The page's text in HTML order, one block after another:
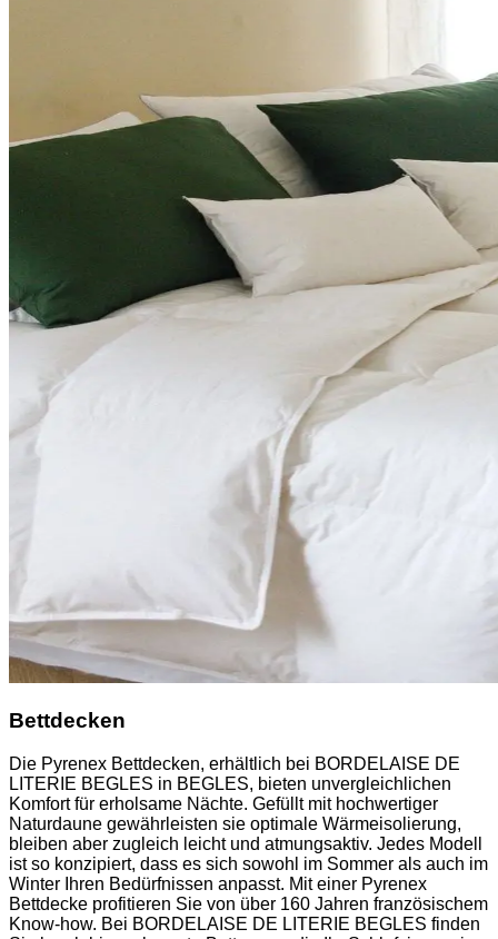
Bettdecken
Die Pyrenex Bettdecken, erhältlich bei BORDELAISE DE
LITERIE BEGLES in BEGLES, bieten unvergleichlichen
Komfort für erholsame Nächte. Gefüllt mit hochwertiger
Naturdaune gewährleisten sie optimale Wärmeisolierung,
bleiben aber zugleich leicht und atmungsaktiv. Jedes Modell
ist so konzipiert, dass es sich sowohl im Sommer als auch im
Winter Ihren Bedürfnissen anpasst. Mit einer Pyrenex
Bettdecke profitieren Sie von über 160 Jahren französischem
Know-how. Bei BORDELAISE DE LITERIE BEGLES finden